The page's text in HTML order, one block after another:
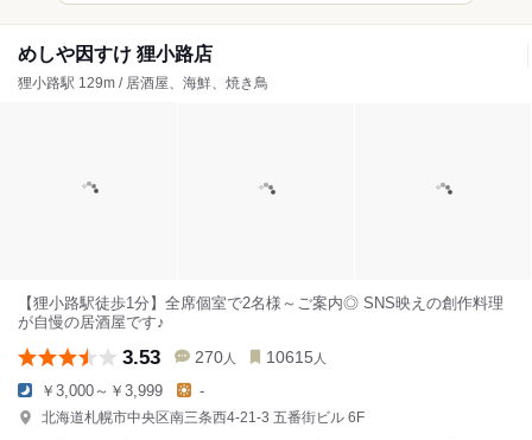
めしや因すけ 狸小路店
狸小路駅 129m / 居酒屋、海鮮、焼き鳥
【狸小路駅徒歩1分】全席個室で2名様～ご案内◎ SNS映えの創作料理
が自慢の居酒屋です♪
3.53 270 人 10615 人
￥3,000～￥3,999 -
北海道札幌市中央区南三条西4-21-3 五番街ビル 6F